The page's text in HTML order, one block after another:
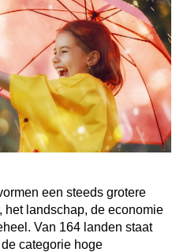
een steeds grotere
het landschap, de economie
Van 164 landen staat
categorie hoge